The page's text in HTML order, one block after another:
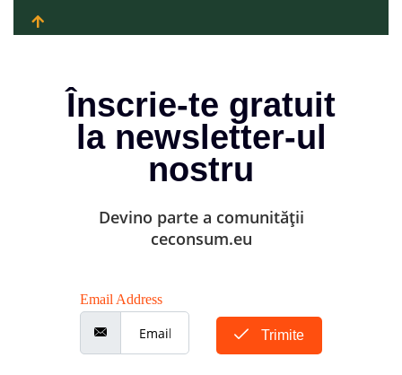
Înscrie-te gratuit
la newsletter-ul
nostru
Devino parte a comunității
ceconsum.eu
Email Address
Trimite